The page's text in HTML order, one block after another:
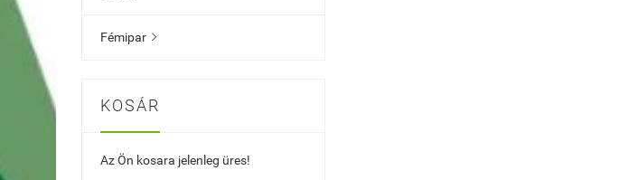
Fémipar 
KOSÁR
Az Ön kosara jelenleg üres!